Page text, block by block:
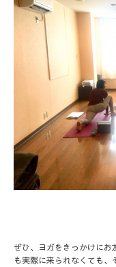
ぜひ、ヨガをきっかけに
も実際に来られなくても